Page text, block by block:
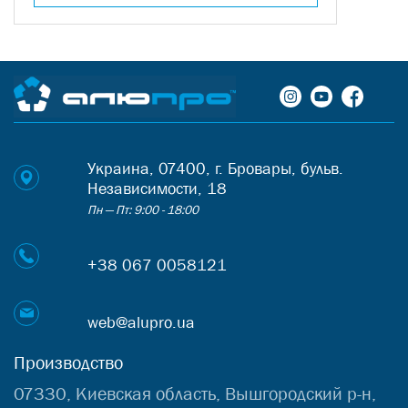
Украина, 07400, г. Бровары, бульв.
Независимости, 18
Пн — Пт: 9:00 - 18:00
+38 067 0058121
web@alupro.ua
Производство
07330, Киевская область, Вышгородский р-н,